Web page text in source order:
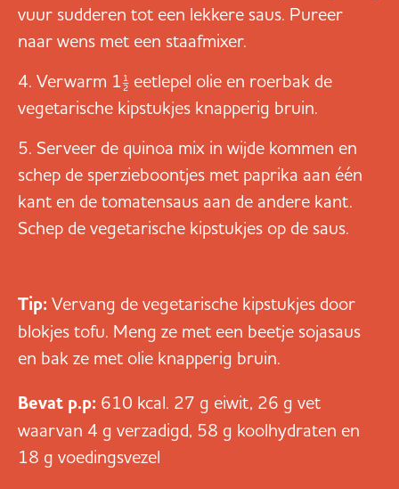
vuur sudderen tot een lekkere saus. Pureer
naar wens met een staafmixer.
Verwarm 1½ eetlepel olie en roerbak de
vegetarische kipstukjes knapperig bruin.
Serveer de quinoa mix in wijde kommen en
schep de sperzieboontjes met paprika aan één
kant en de tomatensaus aan de andere kant.
Schep de vegetarische kipstukjes op de saus.
Tip: Vervang de vegetarische kipstukjes door
blokjes tofu. Meng ze met een beetje sojasaus
en bak ze met olie knapperig bruin.
Bevat p.p: 610 kcal. 27 g eiwit, 26 g vet
waarvan 4 g verzadigd, 58 g koolhydraten en
18 g voedingsvezel